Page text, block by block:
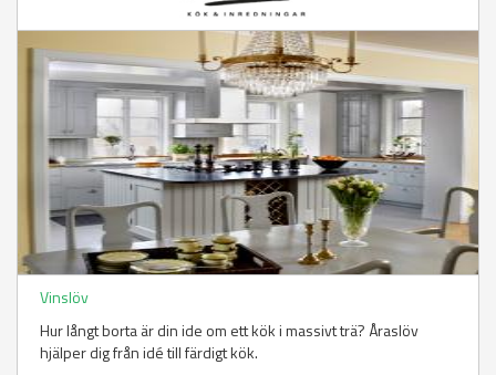
Vinslöv
Hur långt borta är din ide om ett kök i massivt trä? Åraslöv
hjälper dig från idé till färdigt kök.